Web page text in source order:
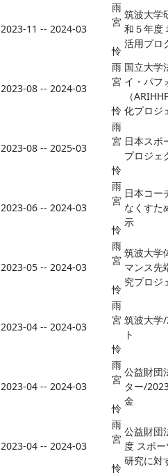
2023-11 -- 2024-03
雨
宮
怜
筑波大学
和５年度
活用プロ
2023-08 -- 2024-03
雨
宮
怜
国立大学
イ・パフ
（
化プロジ
2023-08 -- 2025-03
雨
宮
怜
日本スポ
プロジェ
2023-06 -- 2024-03
雨
宮
怜
日本コー
なくすた
示
2023-05 -- 2024-03
雨
宮
怜
筑波大学
マンス先
究プロジ
2023-04 -- 2024-03
雨
宮
怜
筑波大学
ト
2023-04 -- 2024-03
雨
宮
怜
公益財団
ター/
金
2023-04 -- 2024-03
雨
宮
怜
公益財団
度 スポ
研究に対